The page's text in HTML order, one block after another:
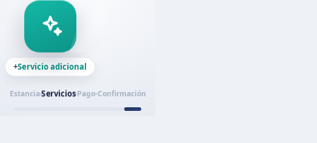
+Servicio adicional
EstanciaServiciosPago Confirmación